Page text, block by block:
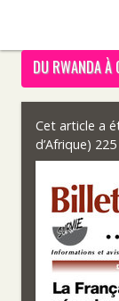
DU RWANDA À
Cet article a
d’Afrique)